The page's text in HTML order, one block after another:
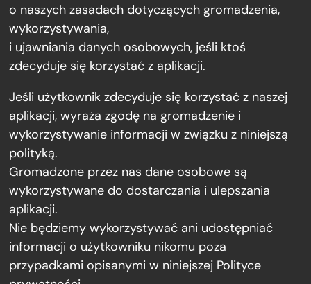
o naszych zasadach dotyczących gromadzenia,
wykorzystywania,
i ujawniania danych osobowych, jeśli ktoś
zdecyduje się korzystać z aplikacji.
Jeśli użytkownik zdecyduje się korzystać z naszej
aplikacji, wyraża zgodę na gromadzenie i
wykorzystywanie informacji w związku z niniejszą
polityką.
Gromadzone przez nas dane osobowe są
wykorzystywane do dostarczania i ulepszania
aplikacji.
Nie będziemy wykorzystywać ani udostępniać
informacji o użytkowniku nikomu poza
przypadkami opisanymi w niniejszej Polityce